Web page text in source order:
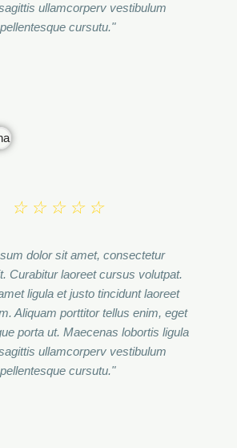
ullamcorperv vestibulum
pellentesque cursutu."
☆ ☆ ☆ ☆ ☆
dolor sit amet, consectetur
Curabitur laoreet cursus volutpat.
ligula et justo tincidunt laoreet
Aliquam porttitor tellus enim, eget
porta ut. Maecenas lobortis ligula
ullamcorperv vestibulum
pellentesque cursutu."